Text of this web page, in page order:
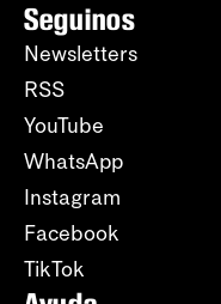
Seguinos
Newsletters
RSS
YouTube
WhatsApp
Instagram
Facebook
TikTok